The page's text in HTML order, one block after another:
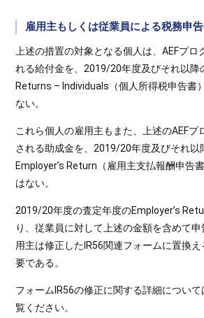
雇用主もしくは従業員による税務申
上述の措置の対象となる個人は、AEFプロ
れる給付金を、2019/20年度及びそれ以降
Returns – Individuals（個人所得税申告書
ない。
これら個人の雇用主もまた、上述のAEFプ
される助成金を、2019/20年度及びそれ以
Employer’s Return（雇用主支払報酬申告
はない。
2019/20年度の査定年度のEmployer’s
り、従業員に対して上述の金額を含めて
用主は修正したIR56関連フォームに置換
要である。
フォームIR56の修正に関する詳細について
覧ください。